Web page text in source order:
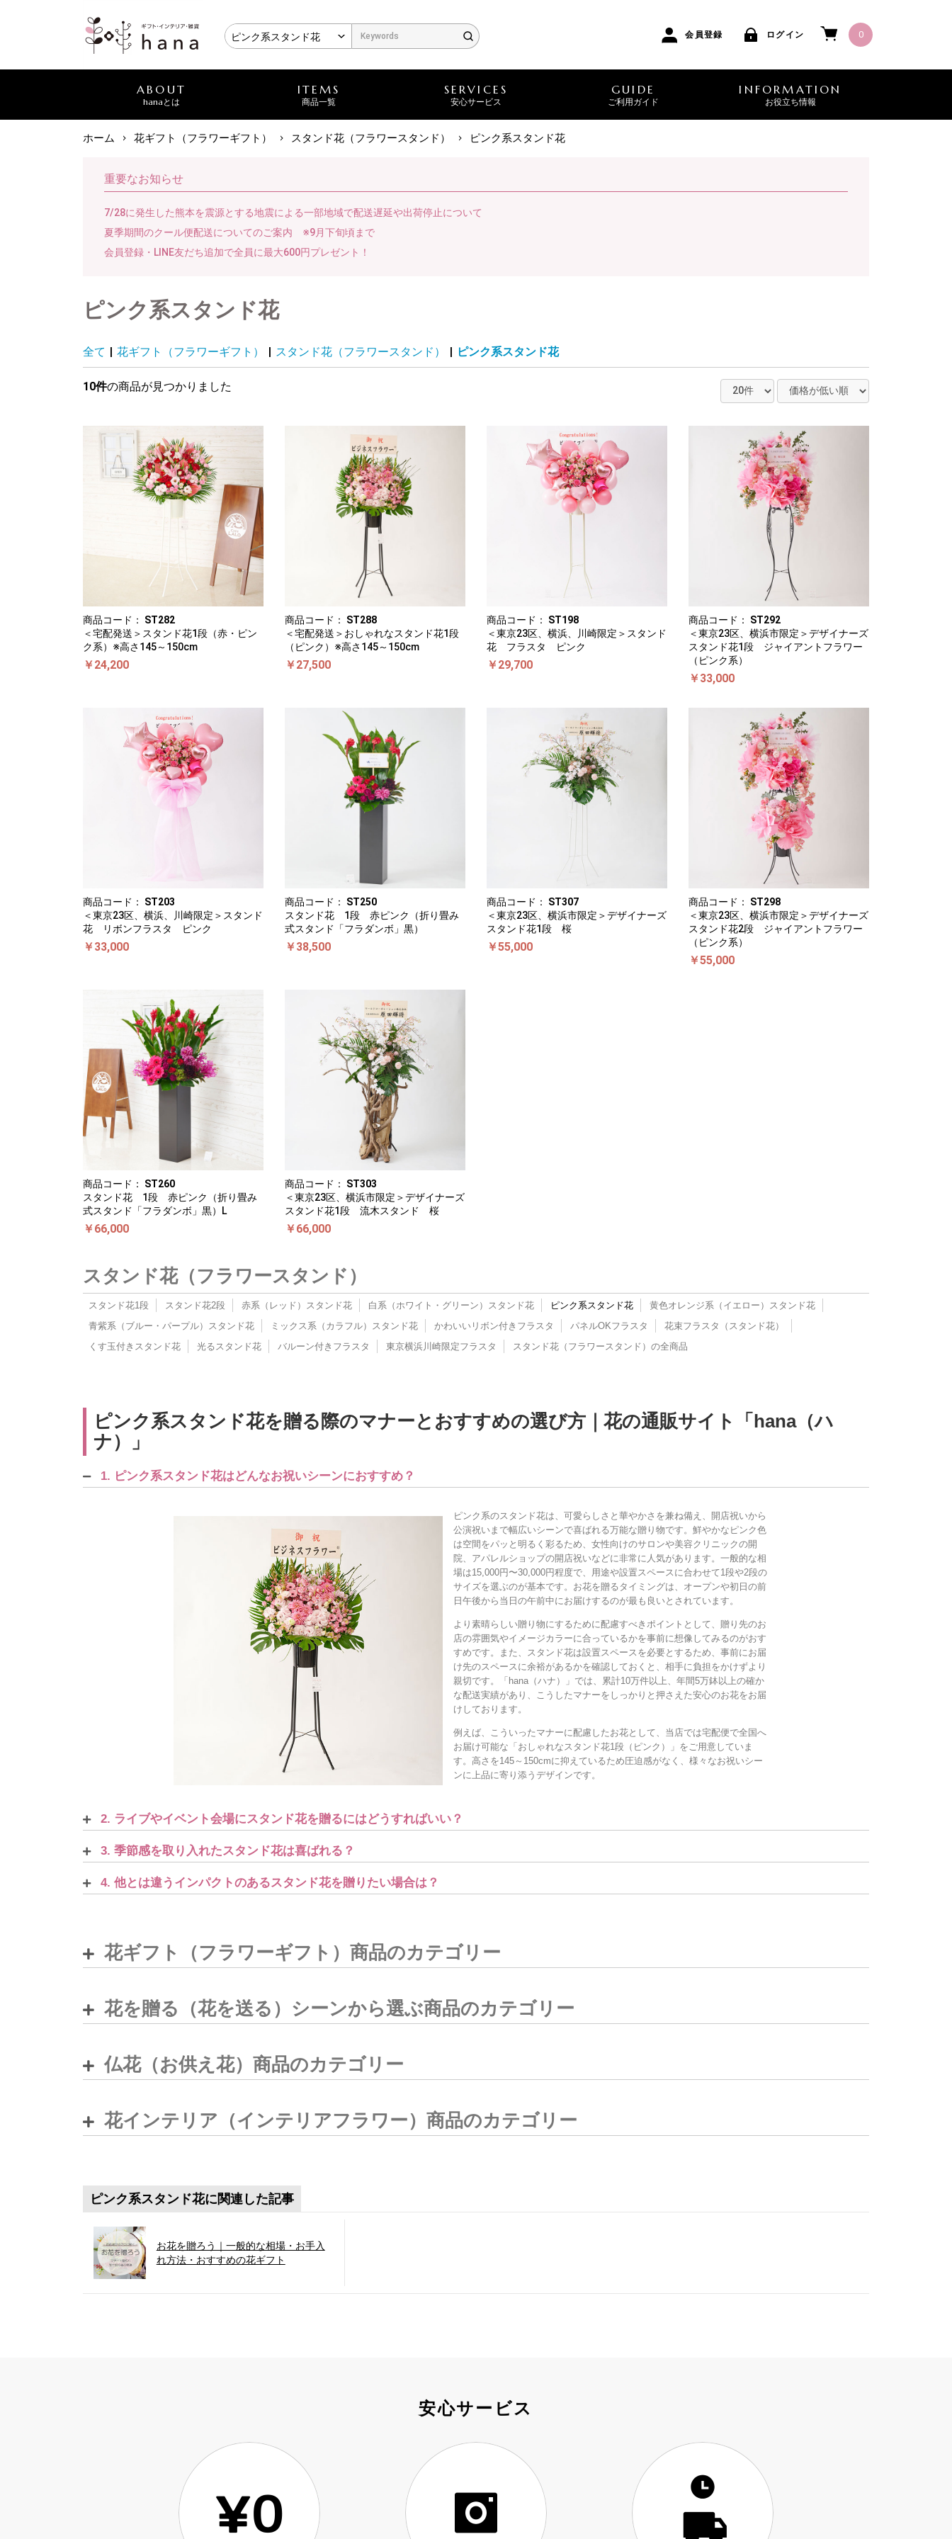
会員登録 ログイン 0
ABOUT
hanaとは
ITEMS
商品一覧
SERVICES
安心サービス
GUIDE
ご利用ガイド
INFORMATION
お役立ち情報
ホーム 花ギフト（フラワーギフト） スタンド花（フラワースタンド） ピンク系スタンド花
重要なお知らせ
7/28に発生した熊本を震源とする地震による一部地域で配送遅延や出荷停止について
夏季期間のクール便配送についてのご案内 ※9月下旬頃まで
会員登録・LINE友だち追加で全員に最大600円プレゼント！
ピンク系スタンド花
全て | 花ギフト（フラワーギフト） | スタンド花（フラワースタンド） | ピンク系スタンド花
10件の商品が見つかりました
商品コード： ST282
＜宅配発送＞スタンド花1段（赤・ピン
ク系）※高さ145～150cm
￥24,200
商品コード： ST288
＜宅配発送＞おしゃれなスタンド花1段
（ピンク）※高さ145～150cm
￥27,500
商品コード： ST198
＜東京23区、横浜、川崎限定＞スタンド
花 フラスタ ピンク
￥29,700
商品コード： ST292
＜東京23区、横浜市限定＞デザイナーズ
スタンド花1段 ジャイアントフラワー
（ピンク系）
￥33,000
商品コード： ST203
＜東京23区、横浜、川崎限定＞スタンド
花 リボンフラスタ ピンク
￥33,000
商品コード： ST250
スタンド花 1段 赤ピンク（折り畳み
式スタンド「フラダンボ」黒）
￥38,500
商品コード： ST307
＜東京23区、横浜市限定＞デザイナーズ
スタンド花1段 桜
￥55,000
商品コード： ST298
＜東京23区、横浜市限定＞デザイナーズ
スタンド花2段 ジャイアントフラワー
（ピンク系）
￥55,000
商品コード： ST260
スタンド花 1段 赤ピンク（折り畳み
式スタンド「フラダンボ」黒）L
￥66,000
商品コード： ST303
＜東京23区、横浜市限定＞デザイナーズ
スタンド花1段 流木スタンド 桜
￥66,000
スタンド花（フラワースタンド）
スタンド花1段 スタンド花2段 赤系（レッド）スタンド花 白系（ホワイト・グリーン）スタンド花 ピンク系スタンド花
黄色オレンジ系（イエロー）スタンド花
青紫系（ブルー・パープル）スタンド花
ミックス系（カラフル）スタンド花 かわいいリボン付きフラスタ パネルOKフラスタ
花束フラスタ（スタンド花）
くす玉付きスタンド花
光るスタンド花 バルーン付きフラスタ 東京横浜川崎限定フラスタ スタンド花（フラワースタンド）の全商品
ピンク系スタンド花を贈る際のマナーとおすすめの選び方｜花の通販サイト「hana（ハ
ナ）」
1. ピンク系スタンド花はどんなお祝いシーンにおすすめ？
ピンク系のスタンド花は、可愛らしさと華やかさを兼ね備え、開店祝いから
公演祝いまで幅広いシーンで喜ばれる万能な贈り物です。鮮やかなピンク色
は空間をパッと明るく彩るため、女性向けのサロンや美容クリニックの開
院、アパレルショップの開店祝いなどに非常に人気があります。一般的な相
場は15,000円〜30,000円程度で、用途や設置スペースに合わせて1段や2段の
サイズを選ぶのが基本です。お花を贈るタイミングは、オープンや初日の前
日午後から当日の午前中にお届けするのが最も良いとされています。
より素晴らしい贈り物にするために配慮すべきポイントとして、贈り先のお
店の雰囲気やイメージカラーに合っているかを事前に想像してみるのがおす
すめです。また、スタンド花は設置スペースを必要とするため、事前にお届
け先のスペースに余裕があるかを確認しておくと、相手に負担をかけずより
親切です。「hana（ハナ）」では、累計10万件以上、年間5万鉢以上の確か
な配送実績があり、こうしたマナーをしっかりと押さえた安心のお花をお届
けしております。
例えば、こういったマナーに配慮したお花として、当店では宅配便で全国へ
お届け可能な「おしゃれなスタンド花1段（ピンク）」をご用意していま
す。高さを145～150cmに抑えているため圧迫感がなく、様々なお祝いシー
ンに上品に寄り添うデザインです。
2. ライブやイベント会場にスタンド花を贈るにはどうすればいい？
3. 季節感を取り入れたスタンド花は喜ばれる？
4. 他とは違うインパクトのあるスタンド花を贈りたい場合は？
花ギフト（フラワーギフト）商品のカテゴリー
花を贈る（花を送る）シーンから選ぶ商品のカテゴリー
仏花（お供え花）商品のカテゴリー
花インテリア（インテリアフラワー）商品のカテゴリー
ピンク系スタンド花に関連した記事
お花を贈ろう｜一般的な相場・お手入
れ方法・おすすめの花ギフト
安心サービス